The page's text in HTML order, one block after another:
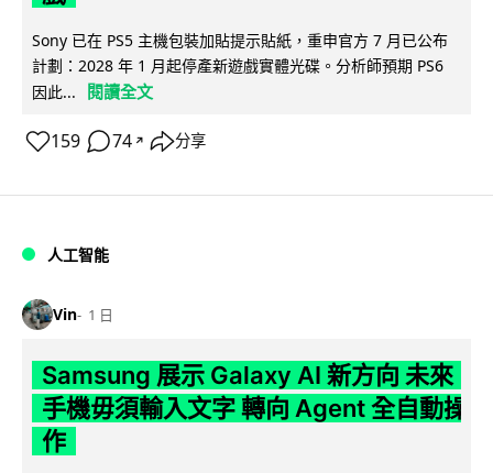
Sony 已在 PS5 主機包裝加貼提示貼紙，重申官方 7 月已公布
計劃：2028 年 1 月起停產新遊戲實體光碟。分析師預期 PS6
因此...
閱讀全文
159 74 ↗ 分享
人工智能
Vin 1 日
Samsung 展示 Galaxy AI 新方向 未來
手機毋須輸入文字 轉向 Agent 全自動操
作